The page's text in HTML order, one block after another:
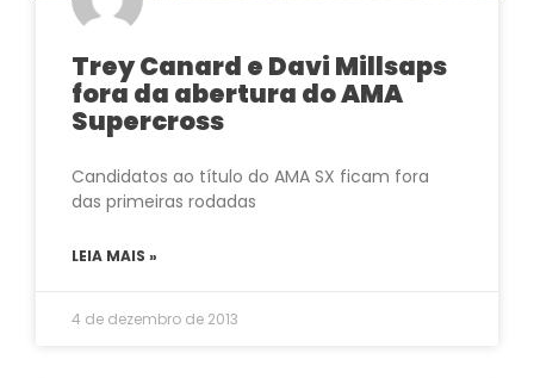
Trey Canard e Davi Millsaps
fora da abertura do AMA
Supercross
Candidatos ao título do AMA SX ficam fora
das primeiras rodadas
LEIA MAIS »
4 de dezembro de 2013